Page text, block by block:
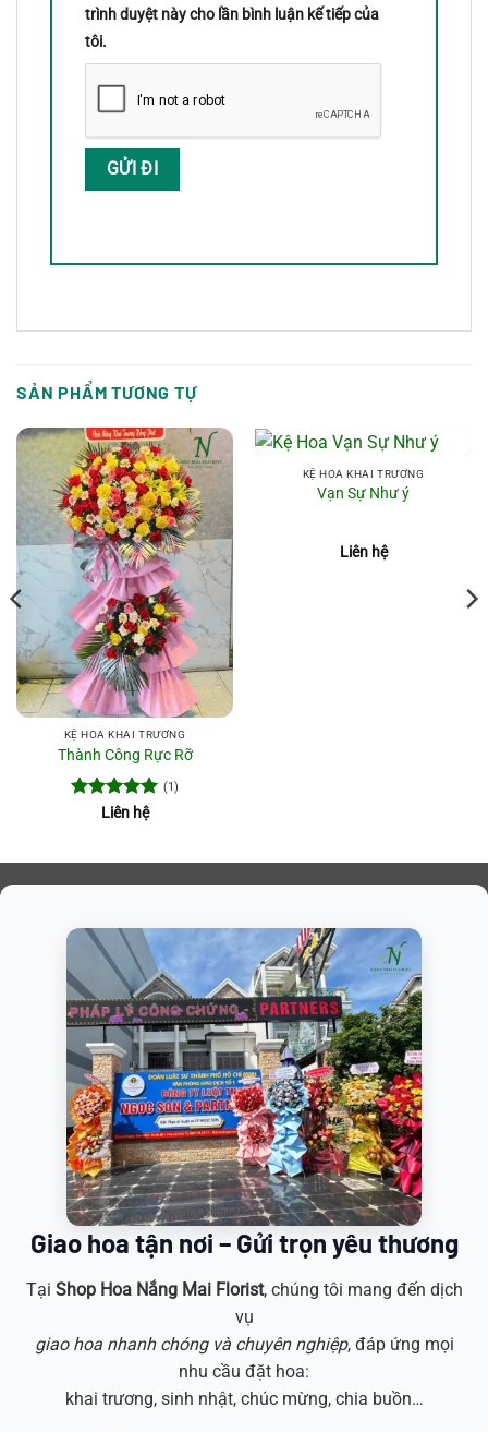
trình duyệt này cho lần bình luận kế tiếp của
tôi.
SẢN PHẨM TƯƠNG TỰ
KỆ HOA KHAI TRƯƠNG
Thành Công Rực Rỡ
Được xếp
(1)
Liên hệ
KỆ HOA KHAI TRƯƠNG
Vạn Sự Như ý
Liên hệ
Giao hoa tận nơi – Gửi trọn yêu thương
Tại Shop Hoa Nắng Mai Florist, chúng tôi mang đến dịch
vụ
giao hoa nhanh chóng và chuyên nghiệp, đáp ứng mọi
nhu cầu đặt hoa:
khai trương, sinh nhật, chúc mừng, chia buồn…